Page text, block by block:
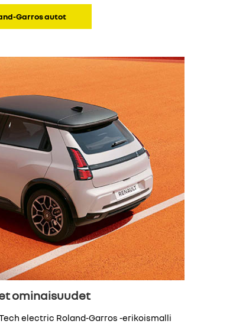
Garros autot
ominaisuudet
electric Roland-Garros -erikoismalli